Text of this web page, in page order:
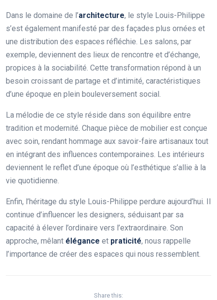
Dans le domaine de l’architecture, le style Louis-Philippe
s’est également manifesté par des façades plus ornées et
une distribution des espaces réfléchie. Les salons, par
exemple, deviennent des lieux de rencontre et d’échange,
propices à la sociabilité. Cette transformation répond à un
besoin croissant de partage et d’intimité, caractéristiques
d’une époque en plein bouleversement social.
La mélodie de ce style réside dans son équilibre entre
tradition et modernité. Chaque pièce de mobilier est conçue
avec soin, rendant hommage aux savoir-faire artisanaux tout
en intégrant des influences contemporaines. Les intérieurs
deviennent le reflet d’une époque où l’esthétique s’allie à la
vie quotidienne.
Enfin, l’héritage du style Louis-Philippe perdure aujourd’hui. Il
continue d’influencer les designers, séduisant par sa
capacité à élever l’ordinaire vers l’extraordinaire. Son
approche, mêlant élégance et praticité, nous rappelle
l’importance de créer des espaces qui nous ressemblent.
Share this: